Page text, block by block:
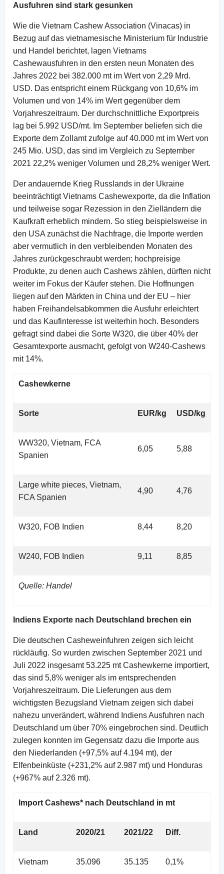
Ausfuhren sind stark gesunken
Wie die Vietnam Cashew Association (Vinacas) in
Bezug auf das vietnamesische Ministerium für Industrie
und Handel berichtet, lagen Vietnams
Cashewausfuhren in den ersten neun Monaten des
Jahres 2022 bei 382.000 mt im Wert von 2,29 Mrd.
USD. Das entspricht einem Rückgang von 10,6% im
Volumen und von 14% im Wert gegenüber dem
Vorjahreszeitraum. Der durchschnittliche Exportpreis
lag bei 5.992 USD/mt. Im September beliefen sich die
Exporte dem Zollamt zufolge auf 40.000 mt im Wert von
245 Mio. USD, das sind im Vergleich zu September
2021 22,2% weniger Volumen und 28,2% weniger Wert.
Der andauernde Krieg Russlands in der Ukraine
beeinträchtigt Vietnams Cashewexporte, da die Inflation
und teilweise sogar Rezession in den Zielländern die
Kaufkraft erheblich mindern. So stieg beispielsweise in
den USA zunächst die Nachfrage, die Importe werden
aber vermutlich in den verbleibenden Monaten des
Jahres zurückgeschraubt werden; hochpreisige
Produkte, zu denen auch Cashews zählen, dürften nicht
weiter im Fokus der Käufer stehen. Die Hoffnungen
liegen auf den Märkten in China und der EU – hier
haben Freihandelsabkommen die Ausfuhr erleichtert
und das Kaufinteresse ist weiterhin hoch. Besonders
gefragt sind dabei die Sorte W320, die über 40% der
Gesamtexporte ausmacht, gefolgt von W240-Cashews
mit 14%.
Cashewkerne
Sorte EUR/kg USD/kg
WW320, Vietnam, FCA
Spanien
6,05 5,88
Large white pieces, Vietnam,
FCA Spanien
4,90 4,76
W320, FOB Indien 8,44 8,20
W240, FOB Indien 9,11 8,85
Quelle: Handel
Indiens Exporte nach Deutschland brechen ein
Die deutschen Casheweinfuhren zeigen sich leicht
rückläufig. So wurden zwischen September 2021 und
Juli 2022 insgesamt 53.225 mt Cashewkerne importiert,
das sind 5,8% weniger als im entsprechenden
Vorjahreszeitraum. Die Lieferungen aus dem
wichtigsten Bezugsland Vietnam zeigen sich dabei
nahezu unverändert, während Indiens Ausfuhren nach
Deutschland um über 70% eingebrochen sind. Deutlich
zulegen konnten im Gegensatz dazu die Importe aus
den Niederlanden (+97,5% auf 4.194 mt), der
Elfenbeinküste (+231,2% auf 2.987 mt) und Honduras
(+967% auf 2.326 mt).
Import Cashews* nach Deutschland in mt
Land 2020/21 2021/22 Diff.
Vietnam 35.096 35.135 0,1%